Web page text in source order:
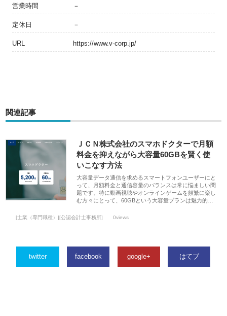
営業時間 －
定休日 －
URL https://www.v-corp.jp/
関連記事
ＪＣＮ株式会社のスマホドクターで月額
料金を抑えながら大容量60GBを賢く使
いこなす方法
大容量データ通信を求めるスマートフォンユーザーにと
って、月額料金と通信容量のバランスは常に悩ましい問
題です。特に動画視聴やオンラインゲームを頻繁に楽し
む方々にとって、60GBという大容量プランは魅力的…
[士業（専門職種）][公認会計士事務所] 0views
twitter facebook google+ はてブ